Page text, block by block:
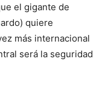
el gigante de
quiere
más internacional
será la seguridad